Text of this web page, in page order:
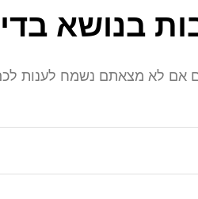
בנושא
אם לא מצאתם נשמח לענות